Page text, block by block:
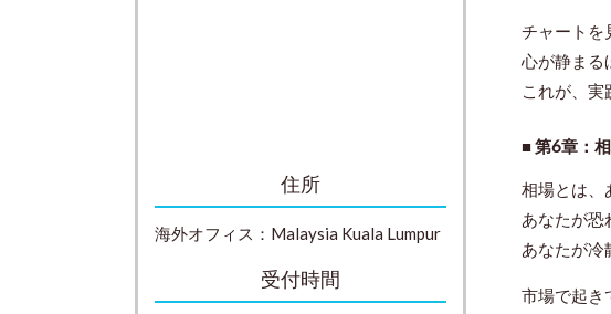
チャートを
心が静ま
これが、実
■ 第6章：
相場とは、
あなたが恐
あなたが冷
市場で起き
住所
海外オフィス： Malaysia Kuala Lumpur
受付時間